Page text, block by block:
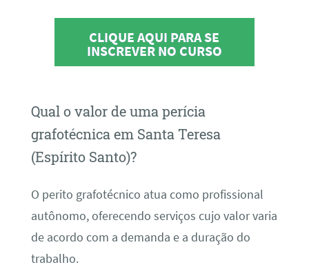
CLIQUE AQUI PARA SE
INSCREVER NO CURSO
Qual o valor de uma perícia
grafotécnica em Santa Teresa
(Espírito Santo)?
O perito grafotécnico atua como profissional
autônomo, oferecendo serviços cujo valor varia
de acordo com a demanda e a duração do
trabalho.